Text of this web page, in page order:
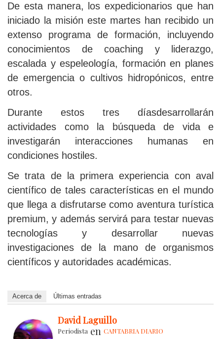
De esta manera, los expedicionarios que han
iniciado la misión este martes han recibido un
extenso programa de formación, incluyendo
conocimientos de coaching y liderazgo,
escalada y espeleología, formación en planes
de emergencia o cultivos hidropónicos, entre
otros.
Durante estos tres díasdesarrollarán
actividades como la búsqueda de vida e
investigarán interacciones humanas en
condiciones hostiles.
Se trata de la primera experiencia con aval
científico de tales características en el mundo
que llega a disfrutarse como aventura turística
premium, y además servirá para testar nuevas
tecnologías y desarrollar nuevas
investigaciones de la mano de organismos
científicos y autoridades académicas.
Acerca de Últimas entradas
David Laguillo
Periodista en CANTABRIA DIARIO